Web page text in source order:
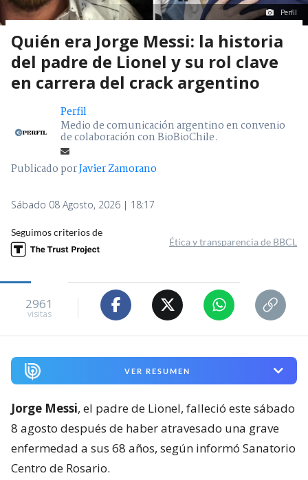
Perfil
Quién era Jorge Messi: la historia
del padre de Lionel y su rol clave
en carrera del crack argentino
Perfil
Medio de comunicación argentino en convenio
de colaboración con BioBioChile.
Publicado porJavier Zamorano
Sábado 08 Agosto, 2026 | 18:17
Seguimos criterios de
Ética y transparencia de BBCL
2961
visitas
VER RESUMEN
Jorge Messi, el padre de Lionel, falleció este sábado
8 agosto después de haber atravesado una grave
enfermedad a sus 68 años, según informó Sanatorio
Centro de Rosario.